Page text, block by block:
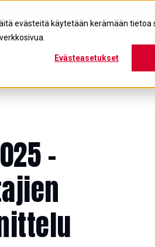
evästeitä käytetään kerämään tietoa
Evästeasetukset
-